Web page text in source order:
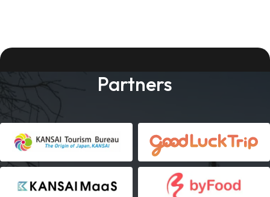
Partners